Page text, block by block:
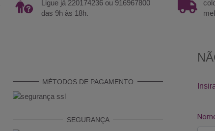
Ligue já 220174236 ou 916967800
das 9h às 18h.
MÉTODOS DE PAGAMENTO
SEGURANÇA